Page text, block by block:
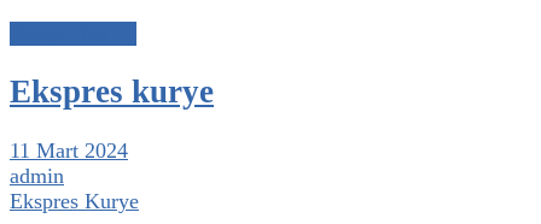
Ekspres kurye
11 Mart 2024
admin
Ekspres Kurye